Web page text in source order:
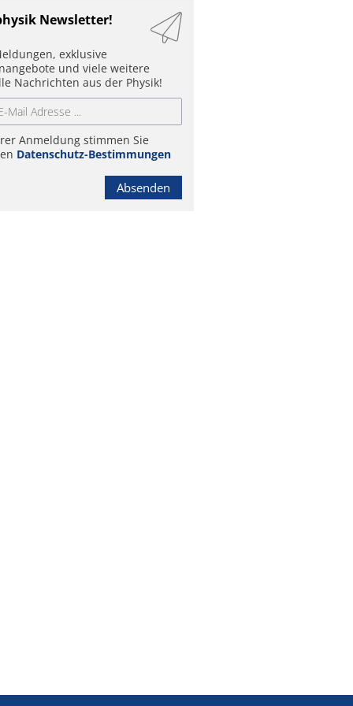
Newsletter!
exklusive
und viele weitere
Nachrichten aus der Physik!
Anmeldung stimmen Sie
Datenschutz-Bestimmungen
Absenden